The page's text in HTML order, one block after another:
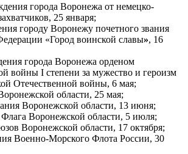
города Воронежа от немецко-
25 января;
городу Воронежу почетного звания
«Город воинской славы», 16
города Воронежа орденом
войны I степени за мужество и героизм
Отечественной войны, 6 мая;
области, 25 мая;
Воронежской области, 13 июня;
Воронежской области, 5 июля;
Воронежской области, 17 октября;
Военно-Морского Флота России, 30